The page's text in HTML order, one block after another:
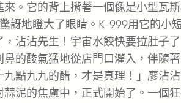
。它的背上揹著一個像是小型瓦
地瞪大了眼睛。K-999用它的小
，沾沾先生！宇宙水餃快要拉肚子
的酸氣猛地從店門口灌入，伴隨
點九九的醋，才是真理！」廖沾
泥的焦慮中，正式開始了。一個